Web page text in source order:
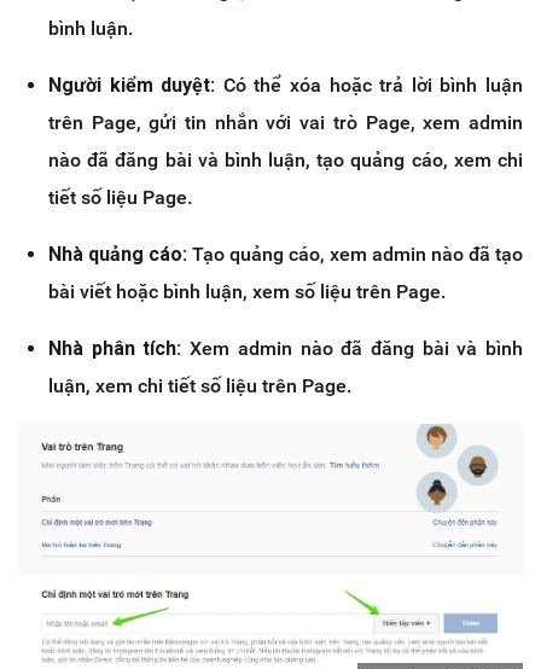
bình luận.
Người kiểm duyệt: Có thể xóa hoặc trả lời bình luận
trên Page, gửi tin nhắn với vai trò Page, xem admin
nào đã đăng bài và bình luận, tạo quảng cáo, xem chi
tiết số liệu Page.
Nhà quảng cáo: Tạo quảng cáo, xem admin nào đã tạo
bài viết hoặc bình luận, xem số liệu trên Page.
Nhà phân tích:Xem admin nào đã đăng bài và bình
luận, xem chi tiết số liệu trên Page.